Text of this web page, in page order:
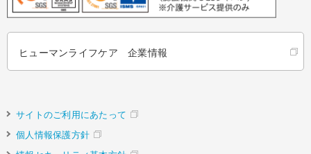
ヒューマンライフケア 企業情報
サイトのご利用にあたって
個人情報保護方針